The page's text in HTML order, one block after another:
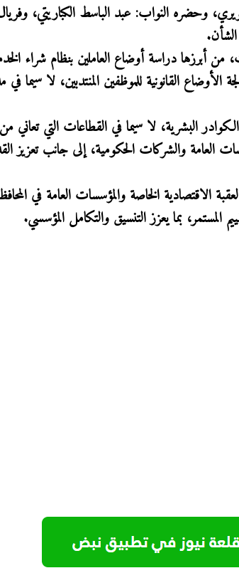
وحضره النواب: عبد الباسط الكباريتي،
الشأن.
أبرزها دراسة أوضاع العاملين بنظام شراء
القانونية للموظفين المنتدبين، لا سيما
البشرية، لا سيما في القطاعات التي تعاني
العامة والشركات الحكومية، إلى جانب تعزيز
الاقتصادية الخاصة والمؤسسات العامة في
المستمر، بما يعزز التنسيق والتكامل المؤسسي.